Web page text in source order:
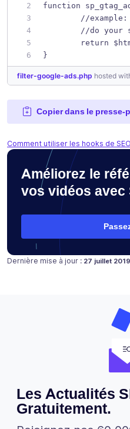
function
//
//do your
return
}
filter-google-ads.php hosted
Copier dans le presse-
Comment utiliser les hooks de
Améliorez le
vos vidéos avec
Dernière mise à jour : Publié le
27 juillet 2019
Les Actualités
Gratuitement.